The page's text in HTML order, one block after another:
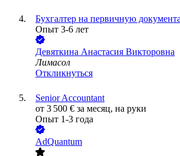
Бухгалтер на первичную
Опыт 3-6 лет
Девяткина Анастасия Викторовна
Лимасол
Откликнуться
Senior Accountant
от 3 500 € за месяц, на руки
Опыт 1-3 года
AdQuantum